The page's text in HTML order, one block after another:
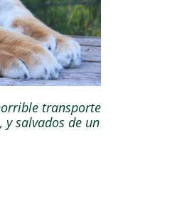
transporte
salvados de un